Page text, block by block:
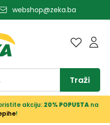
webshop@zeka.ba
Traži
akciju: 20% POPUSTAna
!